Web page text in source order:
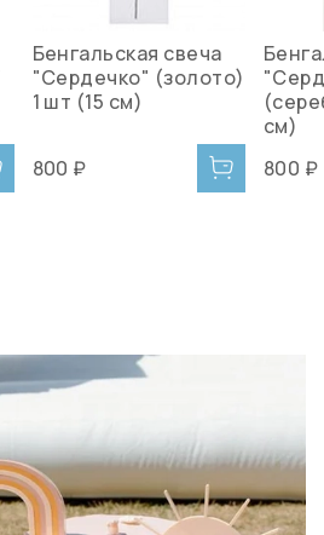
Бенгальская свеча
"Сердечко" (золото)
1 шт (15 см)
800 ₽
см)
800 ₽